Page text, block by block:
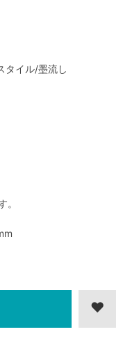
タイル/墨流し
。